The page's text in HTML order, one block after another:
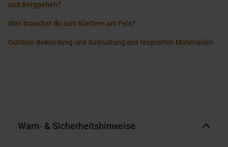
und Berggehen?
Was brauchst du zum Klettern am Fels?
Outdoor Bekleidung und Ausrüstung aus recycelten Materialien
Warn- & Sicherheitshinweise